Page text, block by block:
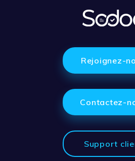
Rejoignez-
Contactez-
Support